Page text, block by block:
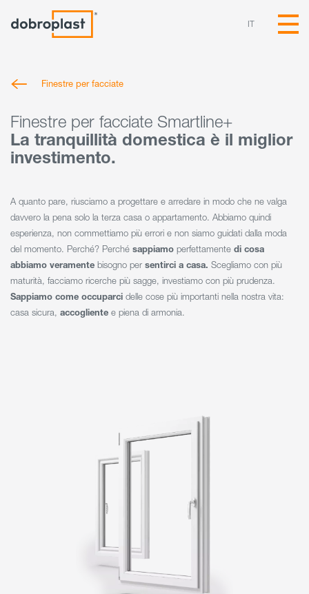
IT
Finestre per facciate
Finestre per facciate Smartline+
La tranquillità domestica è il miglior
investimento.
A quanto pare, riusciamo a progettare e arredare in modo che ne valga
davvero la pena solo la terza casa o appartamento. Abbiamo quindi
esperienza, non commettiamo più errori e non siamo guidati dalla moda
del momento. Perché? Perché sappiamo perfettamente di cosa
abbiamo veramente bisogno per sentirci a casa. Scegliamo con più
maturità, facciamo ricerche più sagge, investiamo con più prudenza.
Sappiamo come occuparci delle cose più importanti nella nostra vita:
casa sicura, accogliente e piena di armonia.